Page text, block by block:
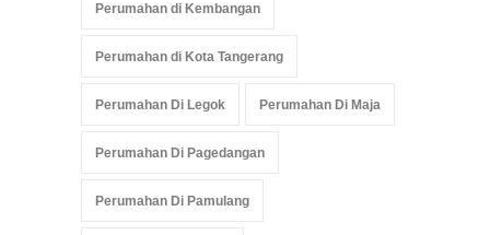
Perumahan di Kembangan
Perumahan di Kota Tangerang
Perumahan Di Legok Perumahan Di Maja
Perumahan Di Pagedangan
Perumahan Di Pamulang